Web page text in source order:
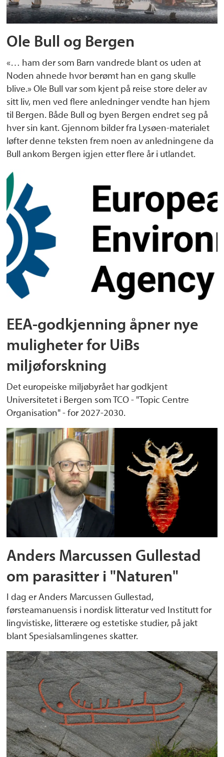
Ole Bull og Bergen
«… ham der som Barn vandrede blant os uden at
Noden ahnede hvor berømt han en gang skulle
blive.» Ole Bull var som kjent på reise store deler av
sitt liv, men ved flere anledninger vendte han hjem
til Bergen. Både Bull og byen Bergen endret seg på
hver sin kant. Gjennom bilder fra Lysøen-materialet
løfter denne teksten frem noen av anledningene da
Bull ankom Bergen igjen etter flere år i utlandet.
EEA-godkjenning åpner nye
muligheter for UiBs
miljøforskning
Det europeiske miljøbyrået har godkjent
Universitetet i Bergen som TCO - "Topic Centre
Organisation" - for 2027-2030.
Anders Marcussen Gullestad
om parasitter i "Naturen"
I dag er Anders Marcussen Gullestad,
førsteamanuensis i nordisk litteratur ved Institutt for
lingvistiske, litterære og estetiske studier, på jakt
blant Spesialsamlingenes skatter.